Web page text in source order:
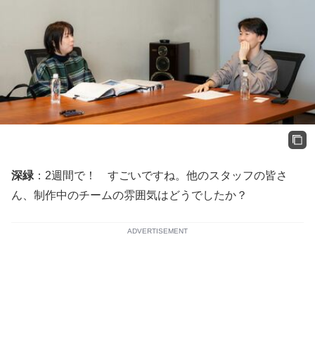
深緑 ：2週間で！ すごいですね。他のスタッフの皆さ
ん、制作中のチームの雰囲気はどうでしたか？
ADVERTISEMENT